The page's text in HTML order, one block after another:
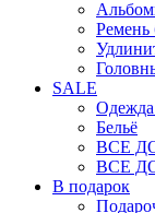
Ремень
SALE
Одежда
Бельё
ВСЕ
ВСЕ
В подарок